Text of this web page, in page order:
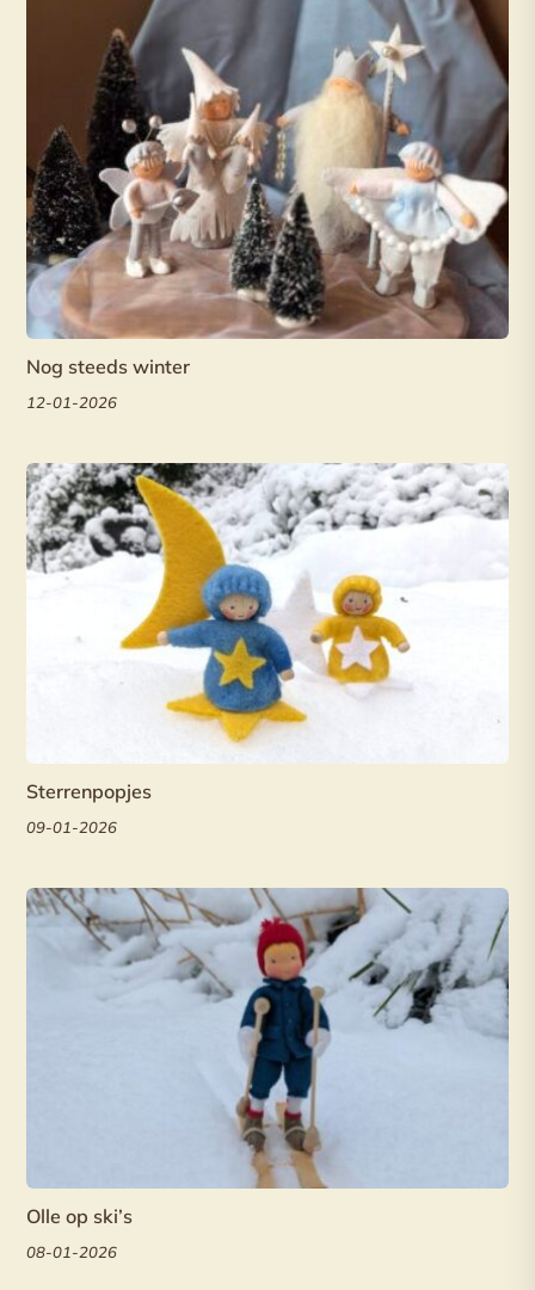
Nog steeds winter
12-01-2026
Sterrenpopjes
09-01-2026
Olle op ski’s
08-01-2026